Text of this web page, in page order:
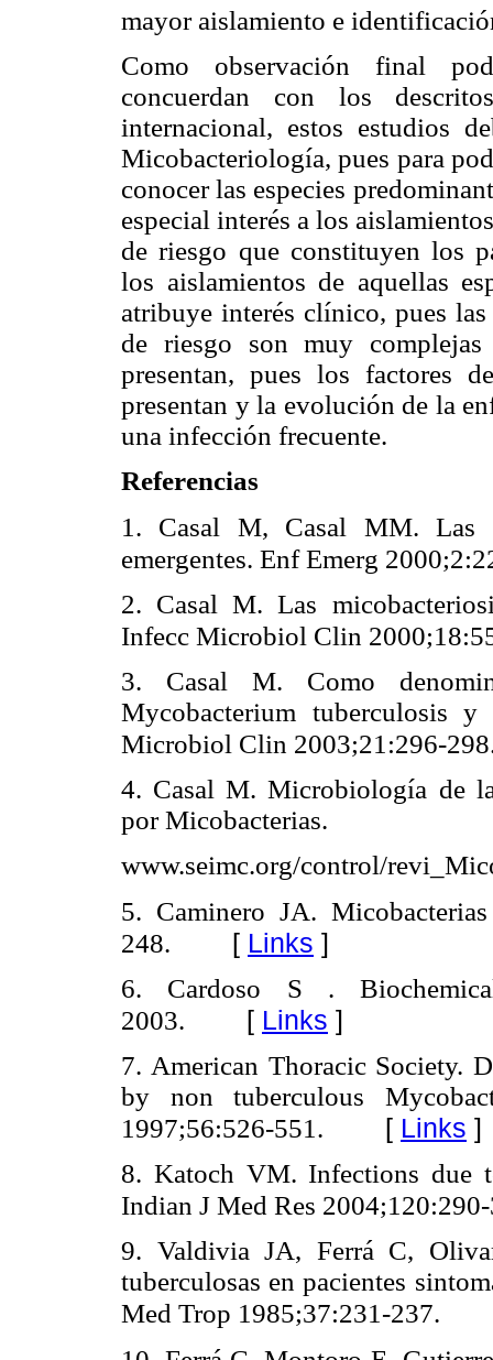
mayor aislamiento e
Como observación final
concuerdan con los
internacional, estos estudios
Micobacteriología, pues para
conocer las especies
especial interés a los
de riesgo que constituyen los
los aislamientos de aquellas
atribuye interés clínico, pues las
de riesgo son muy
presentan, pues los factores
presentan y la evolución de la
una infección frecuente.
Referencias
1. Casal M, Casal MM. Las
emergentes. Enf Emerg
2. Casal M. Las
Infecc Microbiol Clin
3. Casal M. Como
Mycobacterium tuberculosis
Microbiol Clin 2003;21:296-
4. Casal M. Microbiología de
por Micobacterias.
www.seimc.org/control/
5. Caminero JA.
248. [ Links ]
6. Cardoso S .
2003. [ Links ]
7. American Thoracic Society.
by non tuberculous
1997;56:526-551. [ Links ]
8. Katoch VM. Infections due
Indian J Med Res
9. Valdivia JA, Ferrá C,
tuberculosas en pacientes
Med Trop 1985;37:231-237.